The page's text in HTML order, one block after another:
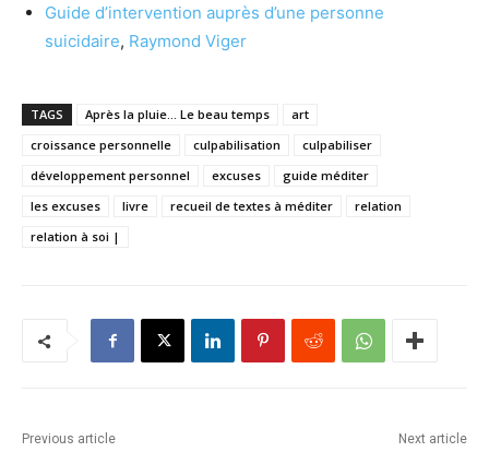
Guide d’intervention auprès d’une personne
suicidaire, Raymond Viger
TAGS Après la pluie... Le beau temps
art
croissance personnelle
culpabilisation
culpabiliser
développement personnel
excuses
guide méditer
les excuses
livre recueil de textes à méditer
relation
relation à soi |
Previous article Next article